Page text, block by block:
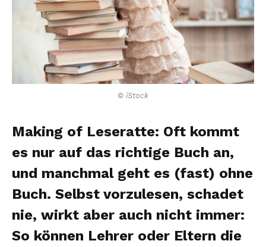
© iStock
Making of Leseratte: Oft kommt
es nur auf das richtige Buch an,
und manchmal geht es (fast) ohne
Buch. Selbst vorzulesen, schadet
nie, wirkt aber auch nicht immer:
So können Lehrer oder Eltern die